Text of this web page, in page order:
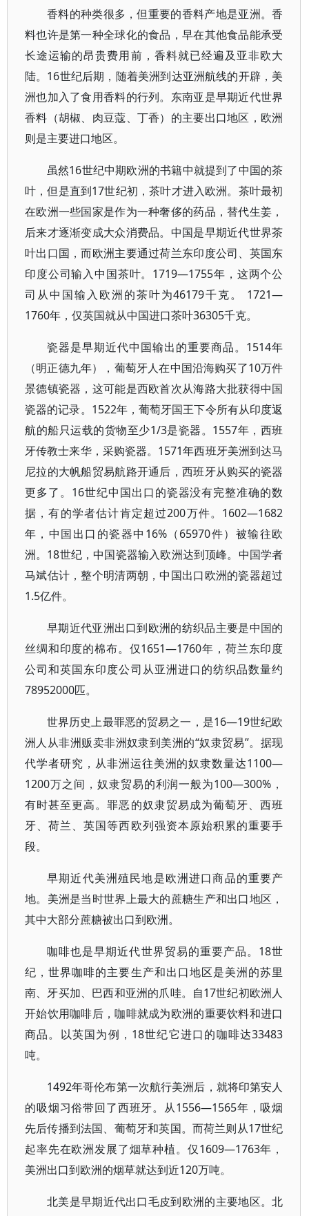
香料的种类很多，但重要的香料产地是亚洲。香
料也许是第一种全球化的食品，早在其他食品能承受
长途运输的昂贵费用前，香料就已经遍及亚非欧大
陆。16世纪后期，随着美洲到达亚洲航线的开辟，美
洲也加入了食用香料的行列。东南亚是早期近代世界
香料（胡椒、肉豆蔻、丁香）的主要出口地区，欧洲
则是主要进口地区。
虽然16世纪中期欧洲的书籍中就提到了中国的茶
叶，但是直到17世纪初，茶叶才进入欧洲。茶叶最初
在欧洲一些国家是作为一种奢侈的药品，替代生姜，
后来才逐渐变成大众消费品。中国是早期近代世界茶
叶出口国，而欧洲主要通过荷兰东印度公司、英国东
印度公司输入中国茶叶。1719—1755年，这两个公
司从中国输入欧洲的茶叶为46179千克。 1721—
1760年，仅英国就从中国进口茶叶36305千克。
瓷器是早期近代中国输出的重要商品。1514年
（明正德九年），葡萄牙人在中国沿海购买了10万件
景德镇瓷器，这可能是西欧首次从海路大批获得中国
瓷器的记录。1522年，葡萄牙国王下令所有从印度返
航的船只运载的货物至少1/3是瓷器。1557年，西班
牙传教士来华，采购瓷器。1571年西班牙美洲到达马
尼拉的大帆船贸易航路开通后，西班牙从购买的瓷器
更多了。16世纪中国出口的瓷器没有完整准确的数
据，有的学者估计肯定超过200万件。1602—1682
年，中国出口的瓷器中16%（65970件）被输往欧
洲。18世纪，中国瓷器输入欧洲达到顶峰。中国学者
马斌估计，整个明清两朝，中国出口欧洲的瓷器超过
1.5亿件。
早期近代亚洲出口到欧洲的纺织品主要是中国的
丝绸和印度的棉布。仅1651—1760年，荷兰东印度
公司和英国东印度公司从亚洲进口的纺织品数量约
78952000匹。
世界历史上最罪恶的贸易之一，是16—19世纪欧
洲人从非洲贩卖非洲奴隶到美洲的“奴隶贸易”。据现
代学者研究，从非洲运往美洲的奴隶数量达1100—
1200万之间，奴隶贸易的利润一般为100—300%，
有时甚至更高。罪恶的奴隶贸易成为葡萄牙、西班
牙、荷兰、英国等西欧列强资本原始积累的重要手
段。
早期近代美洲殖民地是欧洲进口商品的重要产
地。美洲是当时世界上最大的蔗糖生产和出口地区，
其中大部分蔗糖被出口到欧洲。
咖啡也是早期近代世界贸易的重要产品。18世
纪，世界咖啡的主要生产和出口地区是美洲的苏里
南、牙买加、巴西和亚洲的爪哇。自17世纪初欧洲人
开始饮用咖啡后，咖啡就成为欧洲的重要饮料和进口
商品。以英国为例，18世纪它进口的咖啡达33483
吨。
1492年哥伦布第一次航行美洲后，就将印第安人
的吸烟习俗带回了西班牙。从1556—1565年，吸烟
先后传播到法国、葡萄牙和英国。而荷兰则从17世纪
起率先在欧洲发展了烟草种植。仅1609—1763年，
美洲出口到欧洲的烟草就达到近120万吨。
北美是早期近代出口毛皮到欧洲的主要地区。北